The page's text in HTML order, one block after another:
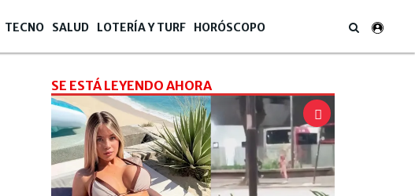
TECNO SALUD LOTERÍA Y TURF HORÓSCOPO
SE ESTÁ LEYENDO AHORA